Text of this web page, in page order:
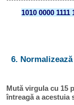
1010 0000 1111
6.
Mută virgula cu 15
întreagă a acestuia